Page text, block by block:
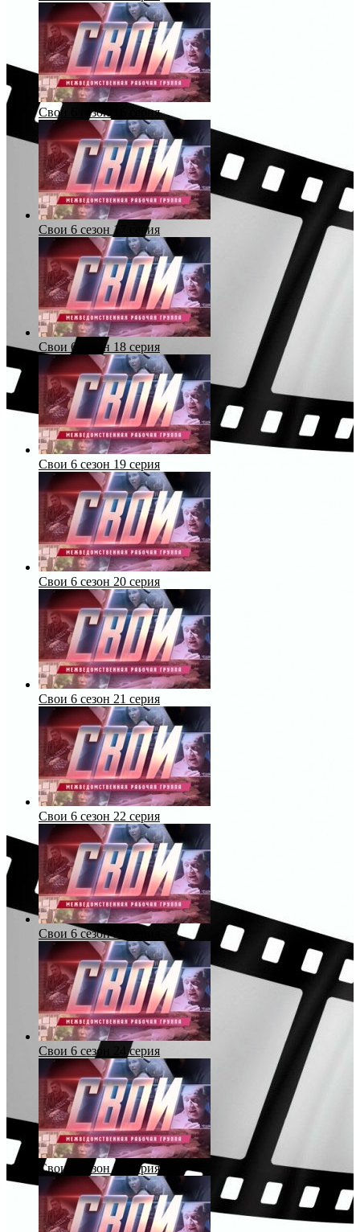
Свои 6 сезон 16 серия
Свои 6 сезон 17 серия
Свои 6 сезон 18 серия
Свои 6 сезон 19 серия
Свои 6 сезон 20 серия
Свои 6 сезон 21 серия
Свои 6 сезон 22 серия
Свои 6 сезон 23 серия
Свои 6 сезон 24 серия
Свои 6 сезон 25 серия